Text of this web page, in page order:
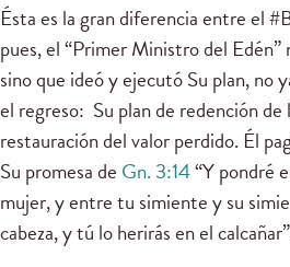
Ésta es la gran diferencia entre el
pues, el “Primer Ministro del Edén”
sino que ideó y ejecutó Su plan, no
el regreso: Su plan de redención de
restauración del valor perdido. Él
Su promesa de Gn. 3:14“Y pondré
mujer, y entre tu simiente y su
cabeza, y tú lo herirás en el